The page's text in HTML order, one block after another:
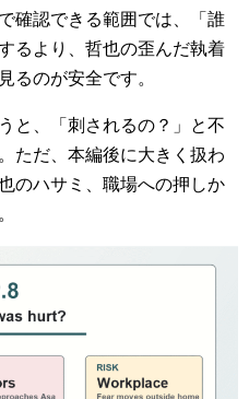
確認できる範囲では、「誰
るより、哲也の歪んだ執着
るのが安全です。
と、「刺されるの？」と不
ただ、本編後に大きく扱わ
のハサミ、職場への押しか